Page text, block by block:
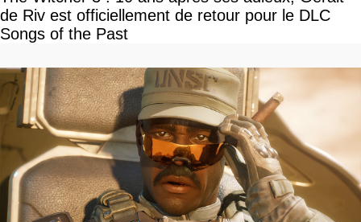
de Riv est officiellement de retour pour le DLC
Songs of the Past